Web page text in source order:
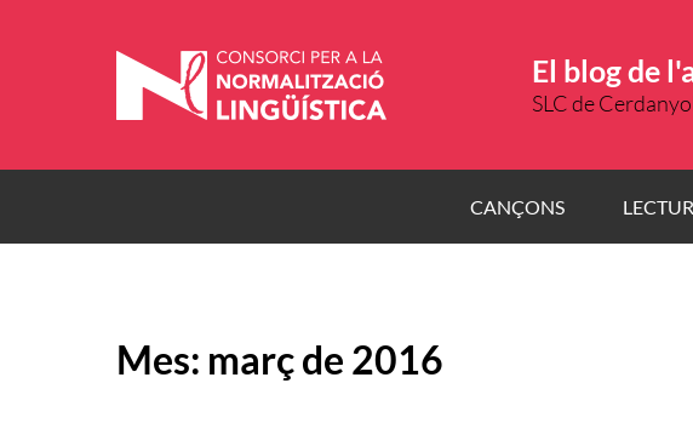
El blog de
SLC de
CANÇONS
Mes: març de 2016